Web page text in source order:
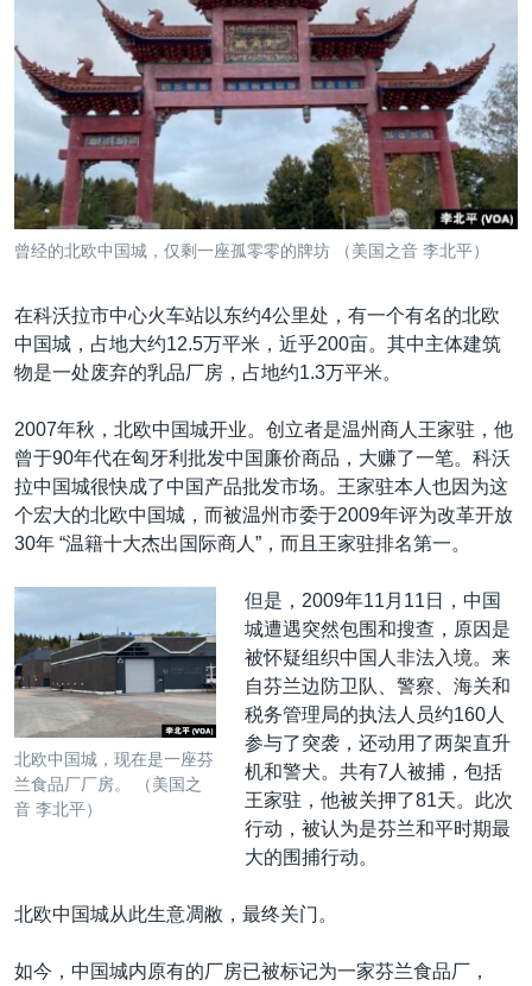
曾经的北欧中国城，仅剩一座孤零零的牌坊 （美国之音 李北平）
在科沃拉市中心火车站以东约4公里处，有一个有名的北欧
中国城，占地大约12.5万平米，近乎200亩。其中主体建筑
物是一处废弃的乳品厂房，占地约1.3万平米。
2007年秋，北欧中国城开业。创立者是温州商人王家驻，他
曾于90年代在匈牙利批发中国廉价商品，大赚了一笔。科沃
拉中国城很快成了中国产品批发市场。王家驻本人也因为这
个宏大的北欧中国城，而被温州市委于2009年评为改革开放
30年 “温籍十大杰出国际商人”，而且王家驻排名第一。
北欧中国城，现在是一座芬
兰食品厂厂房。 （美国之
音 李北平）
但是，2009年11月11日，中国
城遭遇突然包围和搜查，原因是
被怀疑组织中国人非法入境。来
自芬兰边防卫队、警察、海关和
税务管理局的执法人员约160人
参与了突袭，还动用了两架直升
机和警犬。共有7人被捕，包括
王家驻，他被关押了81天。此次
行动，被认为是芬兰和平时期最
大的围捕行动。
北欧中国城从此生意凋敝，最终关门。
如今，中国城内原有的厂房已被标记为一家芬兰食品厂，